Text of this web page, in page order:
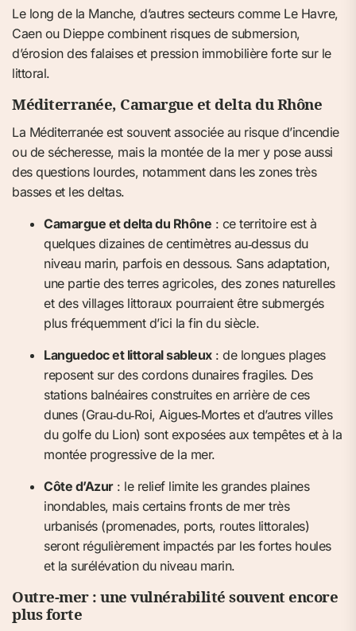
Le long de la Manche, d’autres secteurs comme Le Havre,
Caen ou Dieppe combinent risques de submersion,
d’érosion des falaises et pression immobilière forte sur le
littoral.
Méditerranée, Camargue et delta du Rhône
La Méditerranée est souvent associée au risque d’incendie
ou de sécheresse, mais la montée de la mer y pose aussi
des questions lourdes, notamment dans les zones très
basses et les deltas.
Camargue et delta du Rhône : ce territoire est à
quelques dizaines de centimètres au‑dessus du
niveau marin, parfois en dessous. Sans adaptation,
une partie des terres agricoles, des zones naturelles
et des villages littoraux pourraient être submergés
plus fréquemment d’ici la fin du siècle.
Languedoc et littoral sableux: de longues plages
reposent sur des cordons dunaires fragiles. Des
stations balnéaires construites en arrière de ces
dunes (Grau‑du‑Roi, Aigues‑Mortes et d’autres villes
du golfe du Lion) sont exposées aux tempêtes et à la
montée progressive de la mer.
Côte d’Azur: le relief limite les grandes plaines
inondables, mais certains fronts de mer très
urbanisés (promenades, ports, routes littorales)
seront régulièrement impactés par les fortes houles
et la surélévation du niveau marin.
Outre‑mer : une vulnérabilité souvent encore
plus forte